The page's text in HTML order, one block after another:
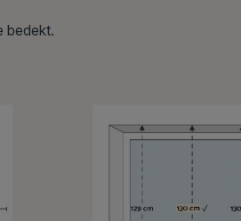
bedekt.